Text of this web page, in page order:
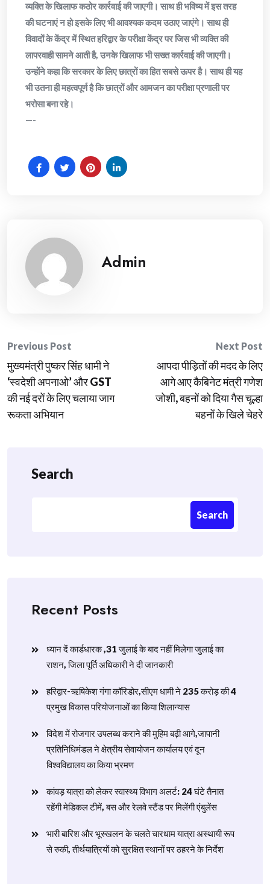
व्यक्ति के खिलाफ कठोर कार्रवाई की जाएगी। साथ ही भविष्य में इस तरह
की घटनाएं न हो इसके लिए भी आवश्यक कदम उठाए जाएंगे। साथ ही
विवादों के केंद्र में स्थित हरिद्वार के परीक्षा केंद्र पर जिस भी व्यक्ति की
लापरवाही सामने आती है, उनके खिलाफ भी सख्त कार्रवाई की जाएगी।
उन्होंने कहा कि सरकार के लिए छात्रों का हित सबसे ऊपर है। साथ ही यह
भी उतना ही महत्वपूर्ण है कि छात्रों और आमजन का परीक्षा प्रणाली पर
भरोसा बना रहे।
—-
Admin
Post
navigation
Previous Post
मुख्यमंत्री पुष्कर सिंह धामी ने
‘स्वदेशी अपनाओ’ और GST
की नई दरों के लिए चलाया जाग
रूकता अभियान
Next Post
आपदा पीड़ितों की मदद के लिए
आगे आए कैबिनेट मंत्री गणेश
जोशी, बहनों को दिया गैस चूल्हा
बहनों के खिले चेहरे
Search
Search
Recent Posts
ध्यान दें कार्डधारक ,31 जुलाई के बाद नहीं मिलेगा जुलाई का
राशन, जिला पूर्ति अधिकारी ने दी जानकारी
हरिद्वार-ऋषिकेश गंगा कॉरिडोर,सीएम धामी ने 235 करोड़ की 4
प्रमुख विकास परियोजनाओं का किया शिलान्यास
विदेश में रोजगार उपलब्ध कराने की मुहिम बढ़ी आगे,जापानी
प्रतिनिधिमंडल ने क्षेत्रीय सेवायोजन कार्यालय एवं दून
विश्वविद्यालय का किया भ्रमण
​कांवड़ यात्रा को लेकर स्वास्थ्य विभाग अलर्ट: 24 घंटे तैनात
रहेंगी मेडिकल टीमें, बस और रेलवे स्टैंड पर मिलेंगी एंबुलेंस
​भारी बारिश और भूस्खलन के चलते चारधाम यात्रा अस्थायी रूप
से रुकी, तीर्थयात्रियों को सुरक्षित स्थानों पर ठहरने के निर्देश